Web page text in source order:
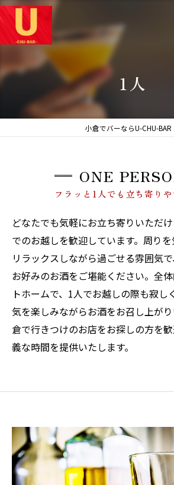
1人
小倉でバーならU-CHU-BAR
フラッと1人でも立ち寄り
ONE
どなたでも気軽にお立ち寄りいただ
でのお越しを歓迎しています。周り
リラックスしながら過ごせる雰囲気
お好みのお酒をご堪能ください。全
トホームで、1人でお越しの際も寂し
気を楽しみながらお酒をお召し上が
倉で行きつけのお店をお探しの方を
義な時間を提供いたします。